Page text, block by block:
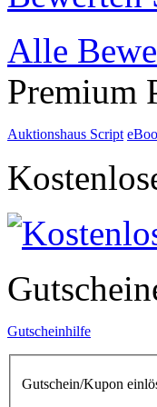
Alle
Premium
Auktionshaus Script
Gutscheinhilfe
Gutschein/Kupon